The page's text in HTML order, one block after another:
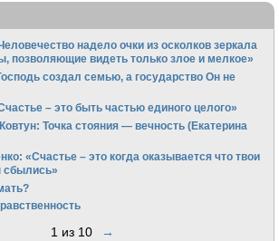
надело очки из осколков зеркала
позволяющие видеть только злое и мелкое»
создал семью, а государство Он не
– это быть частью единого целого»
Точка стояния — вечность (Екатерина
«Счастье – это когда оказывается что твои
сбылись»
1 из 10 →